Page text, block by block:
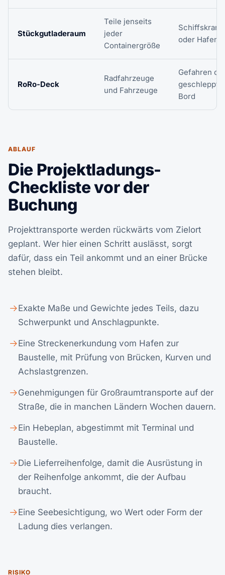
Stückgutladeraum
Teile jenseits
jeder
Containergröße
Schiffskran
oder
RoRo-Deck
Radfahrzeuge
und Fahrzeuge
Gefahren
geschleppt
Bord
ABLAUF
Die Projektladungs-
Checkliste vor der
Buchung
Projekttransporte werden rückwärts vom Zielort
geplant. Wer hier einen Schritt auslässt, sorgt
dafür, dass ein Teil ankommt und an einer Brücke
stehen bleibt.
Exakte Maße und Gewichte jedes Teils, dazu
Schwerpunkt und Anschlagpunkte.
Eine Streckenerkundung vom Hafen zur
Baustelle, mit Prüfung von Brücken, Kurven und
Achslastgrenzen.
Genehmigungen für Großraumtransporte auf der
Straße, die in manchen Ländern Wochen dauern.
Ein Hebeplan, abgestimmt mit Terminal und
Baustelle.
Die Lieferreihenfolge, damit die Ausrüstung in
der Reihenfolge ankommt, die der Aufbau
braucht.
Eine Seebesichtigung, wo Wert oder Form der
Ladung dies verlangen.
RISIKO